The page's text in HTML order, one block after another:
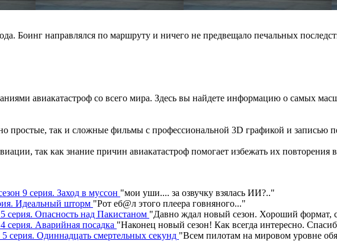
Боинг направлялся по маршруту и ничего не предвещало печальных
авиакатастроф со всего мира. Здесь вы найдете информацию о самых
простые, так и сложные фильмы с профессиональной 3D графикой и записью
так как знание причин авиакатастроф помогает избежать их повторения
9 серия. Заход в муссон "мои уши.... за озвучку взялась ИИ?.."
Идеальный шторм "Рот еб@л этого плеера говняного..."
серия. Опасность над Пакистаном "Давно ждал новый сезон. Хороший формат,
серия. Аварийная посадка "Наконец новый сезон! Как всегда интересно.
5 серия. Одиннадцать смертельных секунд "Всем пилотам на мировом уровне